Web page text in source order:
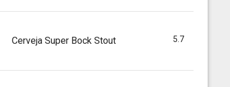
Cerveja Super Bock Stout 5.7